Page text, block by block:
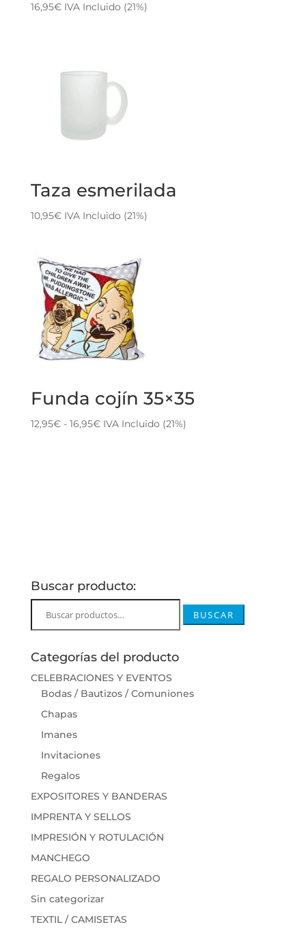
16,95€ IVA Incluido (21%)
Taza esmerilada
10,95€ IVA Incluido (21%)
Funda cojín 35×35
12,95€ - 16,95€Rango
IVA Incluido (21%)
Buscar producto:
por:
BUSCAR
Categorías del producto
CELEBRACIONES Y EVENTOS
Bodas / Bautizos / Comuniones
Chapas
Imanes
Invitaciones
Regalos
EXPOSITORES Y BANDERAS
IMPRENTA Y SELLOS
IMPRESIÓN Y ROTULACIÓN
MANCHEGO
REGALO PERSONALIZADO
Sin categorizar
TEXTIL / CAMISETAS